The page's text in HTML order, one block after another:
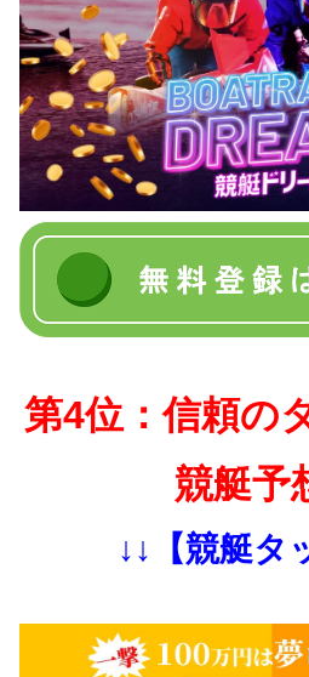
第4位：信頼の
競艇予
↓↓【競艇タ